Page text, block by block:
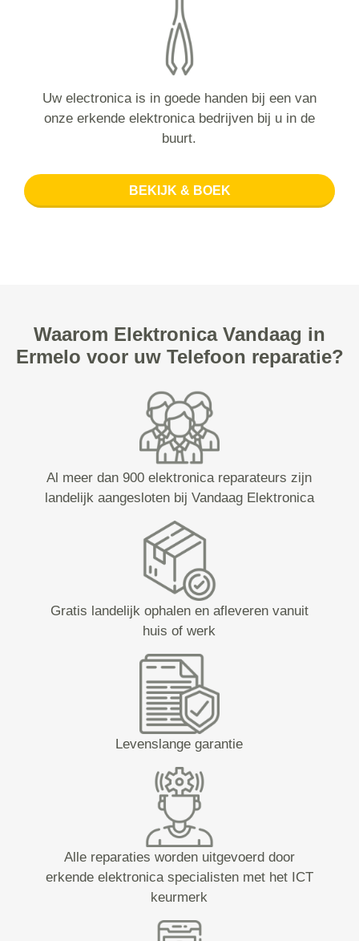
Uw electronica is in goede handen bij een van
onze erkende elektronica bedrijven bij u in de
buurt.
BEKIJK & BOEK
Waarom Elektronica Vandaag in
Ermelo voor uw Telefoon reparatie?
Al meer dan 900 elektronica reparateurs zijn
landelijk aangesloten bij Vandaag Elektronica
Gratis landelijk ophalen en afleveren vanuit
huis of werk
Levenslange garantie
Alle reparaties worden uitgevoerd door
erkende elektronica specialisten met het ICT
keurmerk